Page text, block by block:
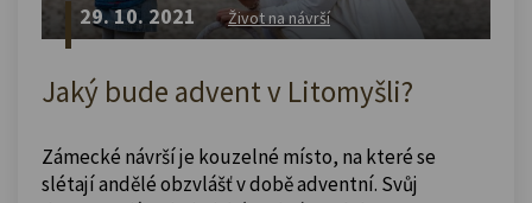
29. 10. 2021 Život na návrší
Jaký bude advent v Litomyšli?
Zámecké návrší je kouzelné místo, na které se
slétají andělé obzvlášť v době adventní. Svůj